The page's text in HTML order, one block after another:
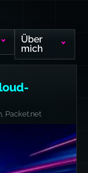
Über
mich
Packet.net